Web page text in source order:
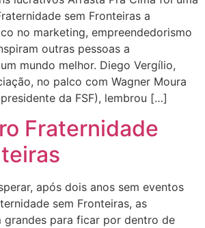
sem Fronteiras a
no marketing, empreendedorismo
outras pessoas a
mundo melhor. Diego Vergílio,
no palco com Wagner Moura
da FSF), lembrou […]
Fraternidade
após dois anos sem eventos
sem Fronteiras, as
grandes para ficar por dentro de